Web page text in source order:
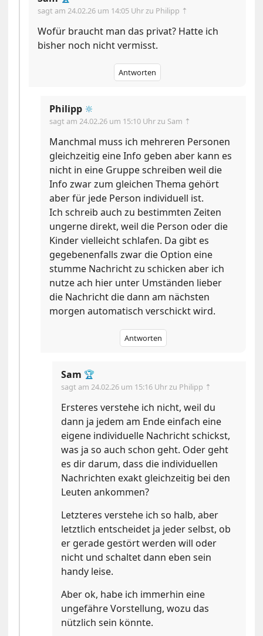
sagt am24.02.26 um 14:05 Uhrzu Philipp ⇡
Wofür braucht man das privat? Hatte ich
bisher noch nicht vermisst.
Antworten
Philipp 🔆
sagt am24.02.26 um 15:10 Uhrzu Sam ⇡
Manchmal muss ich mehreren Personen
gleichzeitig eine Info geben aber kann es
nicht in eine Gruppe schreiben weil die
Info zwar zum gleichen Thema gehört
aber für jede Person individuell ist.
Ich schreib auch zu bestimmten Zeiten
ungerne direkt, weil die Person oder die
Kinder vielleicht schlafen. Da gibt es
gegebenenfalls zwar die Option eine
stumme Nachricht zu schicken aber ich
nutze ach hier unter Umständen lieber
die Nachricht die dann am nächsten
morgen automatisch verschickt wird.
Antworten
Sam 🏆
sagt am24.02.26 um 15:16 Uhrzu Philipp ⇡
Ersteres verstehe ich nicht, weil du
dann ja jedem am Ende einfach eine
eigene individuelle Nachricht schickst,
was ja so auch schon geht. Oder geht
es dir darum, dass die individuellen
Nachrichten exakt gleichzeitig bei den
Leuten ankommen?
Letzteres verstehe ich so halb, aber
letztlich entscheidet ja jeder selbst, ob
er gerade gestört werden will oder
nicht und schaltet dann eben sein
handy leise.
Aber ok, habe ich immerhin eine
ungefähre Vorstellung, wozu das
nützlich sein könnte.